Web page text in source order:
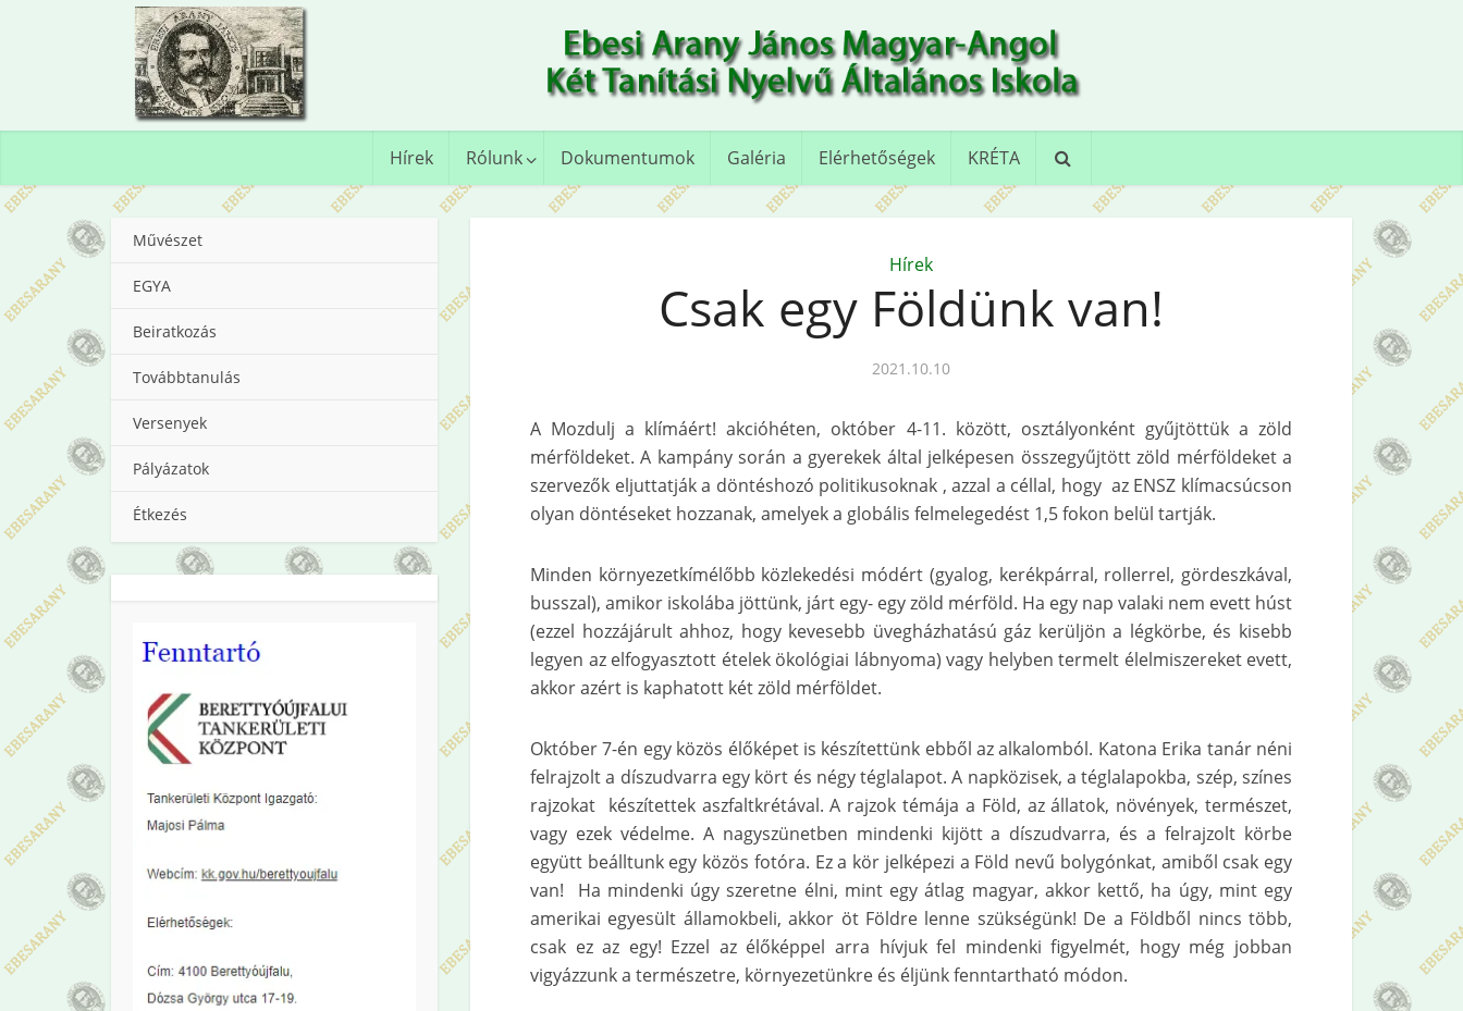
Hírek Rólunk Dokumentumok Galéria Elérhetőségek KRÉTA
Művészet
EGYA
Beiratkozás
Továbbtanulás
Versenyek
Pályázatok
Étkezés
Hírek
Csak egy Földünk van!
2021.10.10
A Mozdulj a klímáért! akcióhéten, október 4-11. között, osztályonként gyűjtöttük a zöld
mérföldeket. A kampány során a gyerekek által jelképesen összegyűjtött zöld mérföldeket a
szervezők eljuttatják a döntéshozó politikusoknak , azzal a céllal, hogy az ENSZ klímacsúcson
olyan döntéseket hozzanak, amelyek a globális felmelegedést 1,5 fokon belül tartják.
Minden környezetkímélőbb közlekedési módért (gyalog, kerékpárral, rollerrel, gördeszkával,
busszal), amikor iskolába jöttünk, járt egy- egy zöld mérföld. Ha egy nap valaki nem evett húst
(ezzel hozzájárult ahhoz, hogy kevesebb üvegházhatású gáz kerüljön a légkörbe, és kisebb
legyen az elfogyasztott ételek ökológiai lábnyoma) vagy helyben termelt élelmiszereket evett,
akkor azért is kaphatott két zöld mérföldet.
Október 7-én egy közös élőképet is készítettünk ebből az alkalomból. Katona Erika tanár néni
felrajzolt a díszudvarra egy kört és négy téglalapot. A napközisek, a téglalapokba, szép, színes
rajzokat készítettek aszfaltkrétával. A rajzok témája a Föld, az állatok, növények, természet,
vagy ezek védelme. A nagyszünetben mindenki kijött a díszudvarra, és a felrajzolt körbe
együtt beálltunk egy közös fotóra. Ez a kör jelképezi a Föld nevű bolygónkat, amiből csak egy
van! Ha mindenki úgy szeretne élni, mint egy átlag magyar, akkor kettő, ha úgy, mint egy
amerikai egyesült államokbeli, akkor öt Földre lenne szükségünk! De a Földből nincs több,
csak ez az egy! Ezzel az élőképpel arra hívjuk fel mindenki figyelmét, hogy még jobban
vigyázzunk a természetre, környezetünkre és éljünk fenntartható módon.